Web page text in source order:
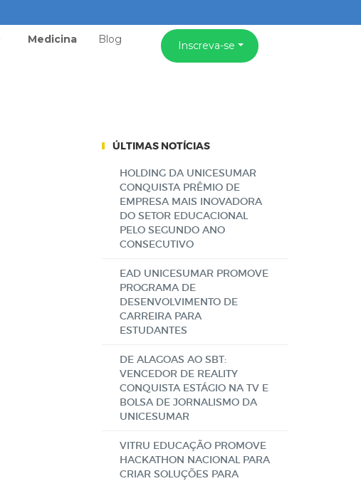
Medicina Blog Inscreva-se
ÚLTIMAS NOTÍCIAS
HOLDING DA UNICESUMAR
CONQUISTA PRÊMIO DE
EMPRESA MAIS INOVADORA
DO SETOR EDUCACIONAL
PELO SEGUNDO ANO
CONSECUTIVO
EAD UNICESUMAR PROMOVE
PROGRAMA DE
DESENVOLVIMENTO DE
CARREIRA PARA
ESTUDANTES
DE ALAGOAS AO SBT:
VENCEDOR DE REALITY
CONQUISTA ESTÁGIO NA TV E
BOLSA DE JORNALISMO DA
UNICESUMAR
VITRU EDUCAÇÃO PROMOVE
HACKATHON NACIONAL PARA
CRIAR SOLUÇÕES PARA